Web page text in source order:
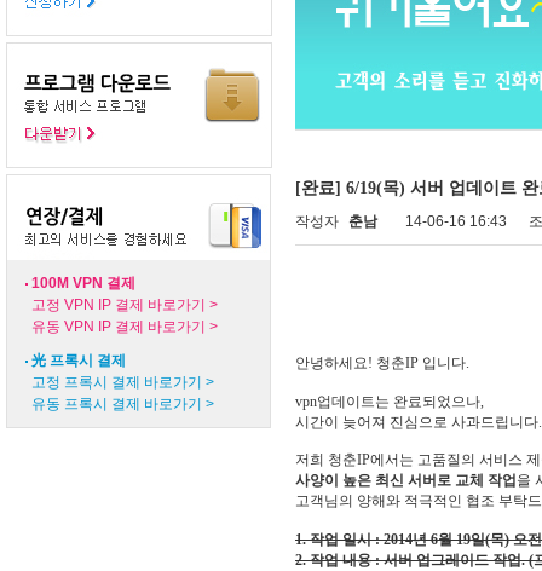
100M VPN 결제
고정 VPN IP 결제 바로가기 >
유동 VPN IP 결제 바로가기 >
光 프록시 결제
고정 프록시 결제 바로가기 >
유동 프록시 결제 바로가기 >
[완료] 6/19(목) 서버 업데이트 완
작성자 춘남 14-06-16 16:43
안녕하세요! 청춘IP 입니다.
vpn업데이트는 완료되었으나,
시간이 늦어져 진심으로 사과드립니다
저희 청춘IP에서는 고품질의 서비스
사양이 높은 최신 서버로 교체 작업 을
고객님의 양해와 적극적인 협조 부탁
1.작업 일시: 2014년 6월 19일(목) 오
2. 작업내용: 서버 업그레이드 작업. (